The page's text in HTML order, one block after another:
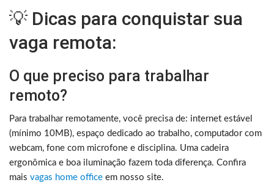
💡 Dicas para conquistar sua
vaga remota:
O que preciso para trabalhar
remoto?
Para trabalhar remotamente, você precisa de: internet estável
(mínimo 10MB), espaço dedicado ao trabalho, computador com
webcam, fone com microfone e disciplina. Uma cadeira
ergonômica e boa iluminação fazem toda diferença. Confira
mais vagas home office em nosso site.